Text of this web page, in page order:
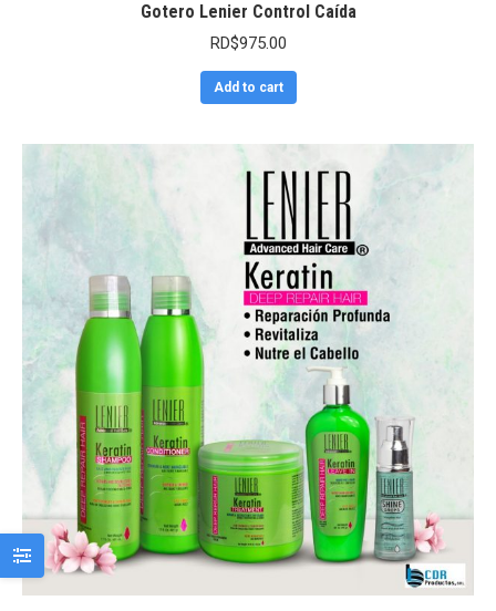
Gotero Lenier Control Caída
RD$975.00
Add to cart